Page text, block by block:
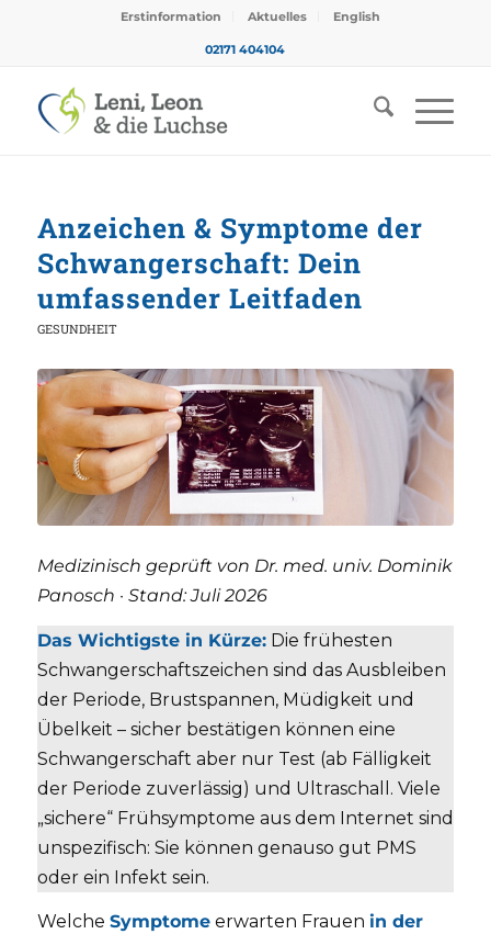
Erstinformation Aktuelles English
02171 404104
Anzeichen & Symptome der
Schwangerschaft: Dein
umfassender Leitfaden
GESUNDHEIT
Medizinisch geprüft von Dr. med. univ. Dominik
Panosch · Stand: Juli 2026
Das Wichtigste in Kürze:Die frühesten
Schwangerschaftszeichen sind das Ausbleiben
der Periode, Brustspannen, Müdigkeit und
Übelkeit – sicher bestätigen können eine
Schwangerschaft aber nur Test (ab Fälligkeit
der Periode zuverlässig) und Ultraschall. Viele
„sichere“ Frühsymptome aus dem Internet sind
unspezifisch: Sie können genauso gut PMS
oder ein Infekt sein.
Welche Symptomeerwarten Frauen in der